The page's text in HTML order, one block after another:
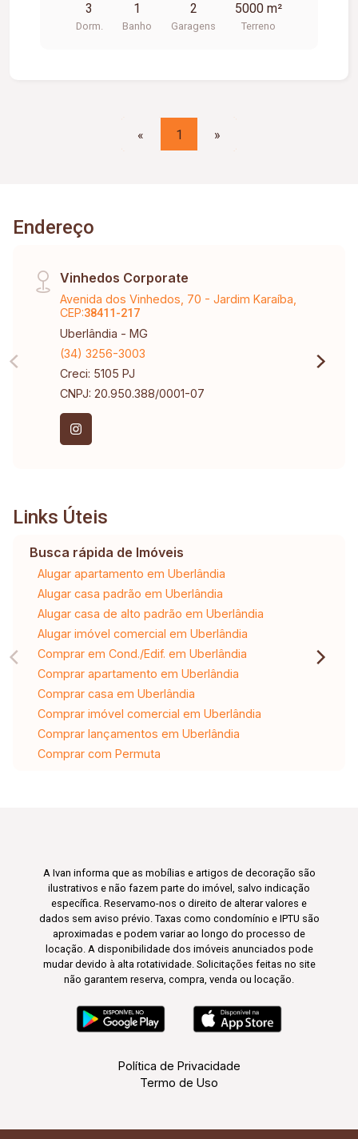
3
Dorm.
1
Banho
2
Garagens
5000 m²
Terreno
« 1 »
Endereço
Vinhedos Corporate
Avenida dos Vinhedos, 70 - Jardim Karaíba,
CEP:38411-217
Uberlândia - MG
(34) 3256-3003
Creci: 5105 PJ
CNPJ: 20.950.388/0001-07
Links Úteis
Busca rápida de Imóveis
Alugar apartamento em Uberlândia
Alugar casa padrão em Uberlândia
Alugar casa de alto padrão em Uberlândia
Alugar imóvel comercial em Uberlândia
Comprar em Cond./Edif. em Uberlândia
Comprar apartamento em Uberlândia
Comprar casa em Uberlândia
Comprar imóvel comercial em Uberlândia
Comprar lançamentos em Uberlândia
Comprar com Permuta
A Ivan informa que as mobílias e artigos de decoração são
ilustrativos e não fazem parte do imóvel, salvo indicação
específica. Reservamo-nos o direito de alterar valores e
dados sem aviso prévio. Taxas como condomínio e IPTU são
aproximadas e podem variar ao longo do processo de
locação. A disponibilidade dos imóveis anunciados pode
mudar devido à alta rotatividade. Solicitações feitas no site
não garantem reserva, compra, venda ou locação.
Política de Privacidade
Termo de Uso